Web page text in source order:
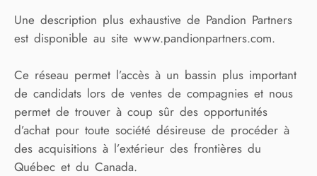
Une description plus exhaustive de Pandion Partners
est disponible au site www.pandionpartners.com.
Ce réseau permet l’accès à un bassin plus important
de candidats lors de ventes de compagnies et nous
permet de trouver à coup sûr des opportunités
d’achat pour toute société désireuse de procéder à
des acquisitions à l’extérieur des frontières du
Québec et du Canada.